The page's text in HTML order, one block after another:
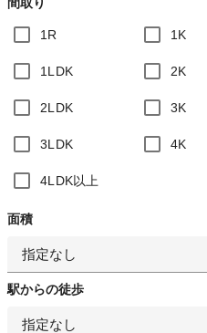
1R 1K
1LDK 2K
2LDK 3K
3LDK 4K
4LDK以上
面積
指定なし
駅からの徒歩
指定なし